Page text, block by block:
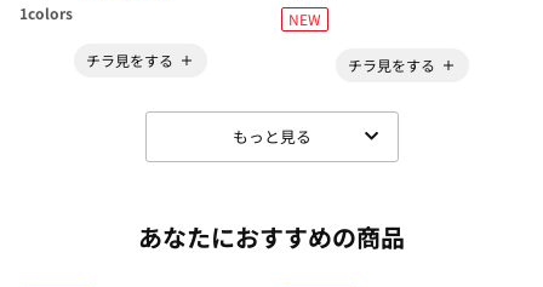
1colors
チラ見をする
NEW
チラ見をする
もっと見る
あなたにおすすめの商品